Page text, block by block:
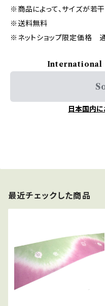
※商品によって、サイズが若
※送料無料
※ネットショップ限定価格
International
日本国内
最近チェックした商品